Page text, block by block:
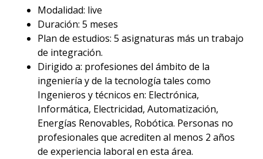
Modalidad: live
Duración: 5 meses
Plan de estudios: 5 asignaturas más un trabajo
de integración.
Dirigido a: profesiones del ámbito de la
ingeniería y de la tecnología tales como
Ingenieros y técnicos en: Electrónica,
Informática, Electricidad, Automatización,
Energías Renovables, Robótica. Personas no
profesionales que acrediten al menos 2 años
de experiencia laboral en esta área.